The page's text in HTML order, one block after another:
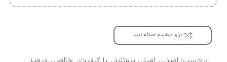
برای مقایسه اضافه کنید